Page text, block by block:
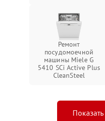
Ремонт
посудомоечной
машины Miele G
5410 SCi Active Plus
CleanSteel